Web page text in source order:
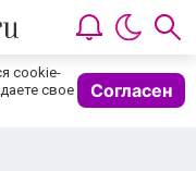
cookie-
свое
Согласен